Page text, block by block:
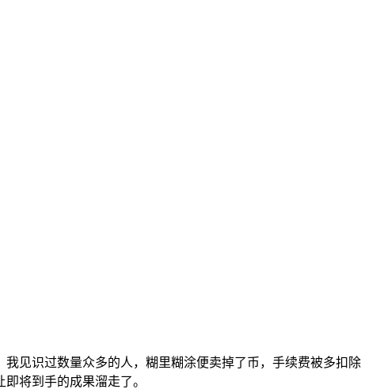
见识过数量众多的人，糊里糊涂便卖掉了币，手续费被多扣除
将到手的成果溜走了。